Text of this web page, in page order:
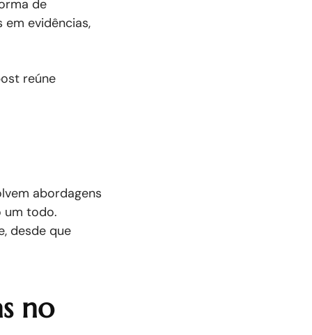
de
evidências,
reúne
abordagens
um todo.
desde que
no